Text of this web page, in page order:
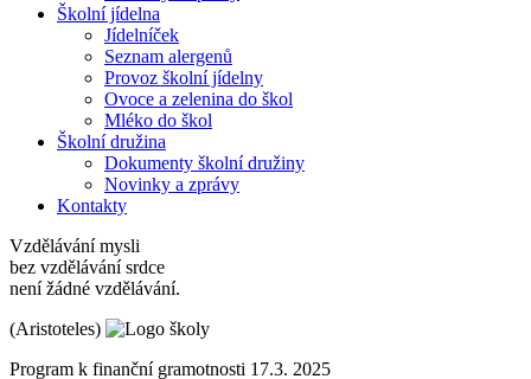
Školní jídelna
Jídelníček
Seznam alergenů
Provoz školní jídelny
Ovoce a zelenina do škol
Mléko do škol
Školní družina
Dokumenty školní družiny
Novinky a zprávy
Kontakty
Vzdělávání mysli
bez vzdělávání srdce
není žádné vzdělávání.
(Aristoteles)
Program k finanční gramotnosti 17.3. 2025